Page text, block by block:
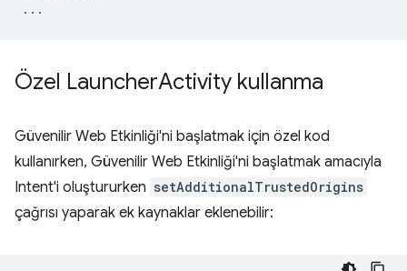
Özel LauncherActivity kullanma
Güvenilir Web Etkinliği'ni başlatmak için özel kod
kullanırken, Güvenilir Web Etkinliği'ni başlatmak amacıyla
Intent'i oluştururken setAdditionalTrustedOrigins
çağrısı yaparak ek kaynaklar eklenebilir: